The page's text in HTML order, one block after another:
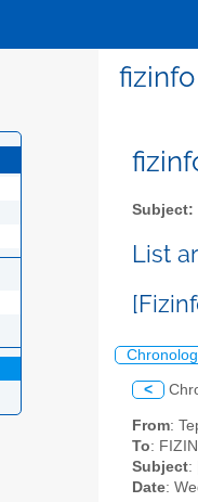
Subject:
List
<
From:
To:
Subject:
Date: